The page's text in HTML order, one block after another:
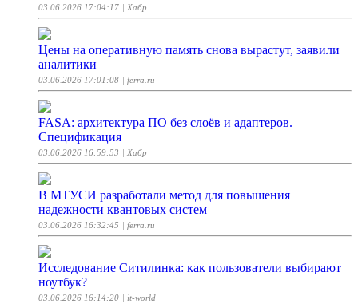
03.06.2026 17:04:17 | Хабр
Цены на оперативную память снова вырастут, заявили
аналитики
03.06.2026 17:01:08 | ferra.ru
FASA: архитектура ПО без слоёв и адаптеров.
Спецификация
03.06.2026 16:59:53 | Хабр
В МТУСИ разработали метод для повышения
надежности квантовых систем
03.06.2026 16:32:45 | ferra.ru
Исследование Ситилинка: как пользователи выбирают
ноутбук?
03.06.2026 16:14:20 | it-world